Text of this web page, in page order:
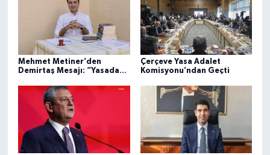
Mehmet Metiner’den
Demirtaş Mesajı: “Yasadan
Çerçeve Yasa Adalet
Komisyonu’ndan Geçti